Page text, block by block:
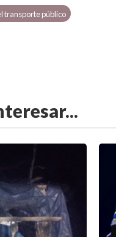
transporte público